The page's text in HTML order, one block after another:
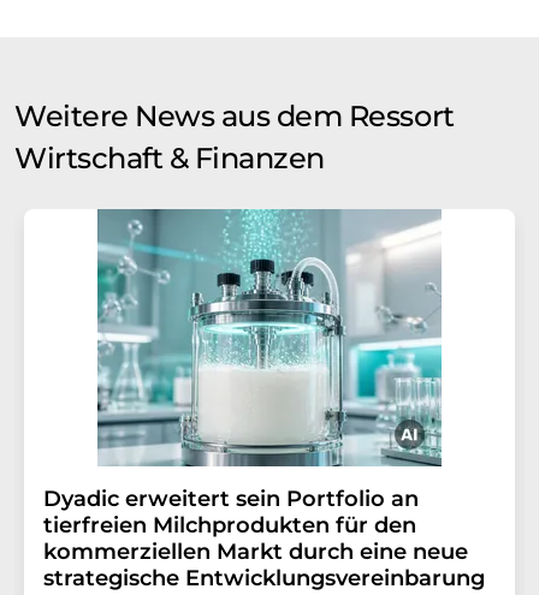
Weitere News aus dem Ressort
Wirtschaft & Finanzen
Dyadic erweitert sein Portfolio an
tierfreien Milchprodukten für den
kommerziellen Markt durch eine neue
strategische Entwicklungsvereinbarung